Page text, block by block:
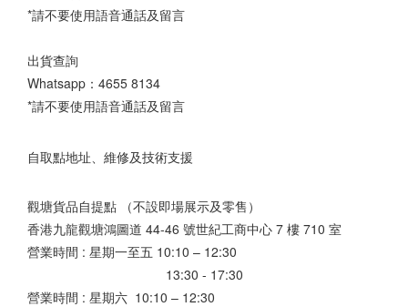
*請不要使用語音通話及留言
出貨查詢
Whatsapp： 4655 8134
*請不要使用語音通話及留言
自取點地址、維修及技術支援
觀塘貨品自提點 （不設即場展示及零售）
香港九龍觀塘鴻圖道 44-46 號世紀工商中心 7 樓 710 室
營業時間 : 星期一至五 10:10 – 12:30
13:30 - 17:30
營業時間 : 星期六 10:10 – 12:30